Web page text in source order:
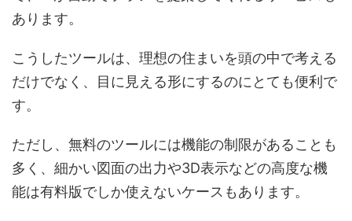
あります。
こうしたツールは、理想の住まいを頭の中で考える
だけでなく、目に見える形にするのにとても便利で
す。
ただし、無料のツールには機能の制限があることも
多く、細かい図面の出力や3D表示などの高度な機
能は有料版でしか使えないケースもあります。